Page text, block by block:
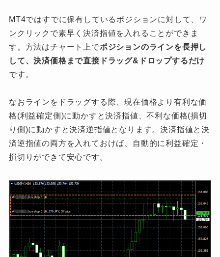
MT4ではすでに保有しているポジションに対して、ワ
ンクリックで素早く決済指値を入れることができま
す。方法はチャート上でポジションのラインを長押し
して、決済価格まで直接ドラッグ&ドロップするだけ
です。
なおラインをドラッグする際、現在価格より有利な価
格(利益確定側)に動かすと決済指値、不利な価格(損切
り側)に動かすと決済逆指値となります。決済指値と決
済逆指値の両方を入れておけば、自動的に利益確定・
損切りができて安心です。